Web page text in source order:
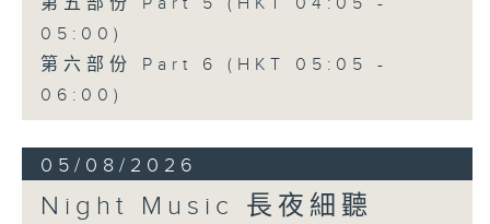
05:00)
第六部份 Part 6 (HKT 05:05 -
06:00)
05/08/2026
Night Music 長夜細聽